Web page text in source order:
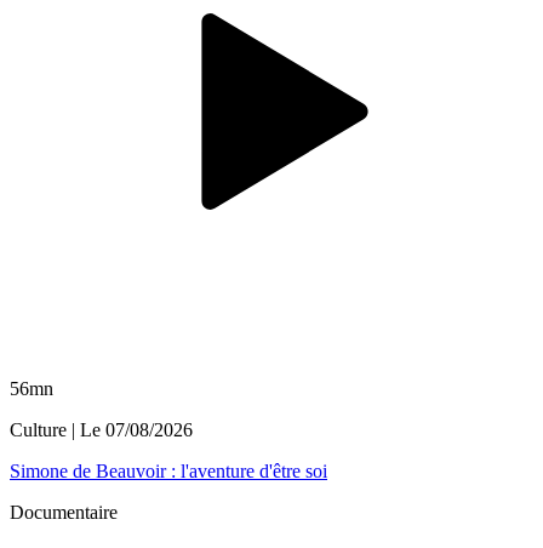
56mn
Culture | Le 07/08/2026
Simone de Beauvoir : l'aventure d'être soi
Documentaire